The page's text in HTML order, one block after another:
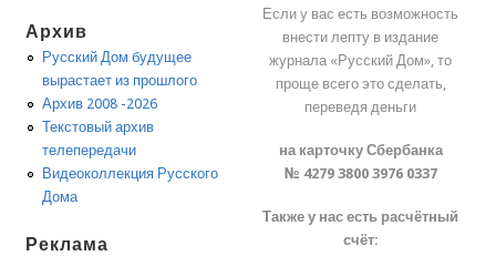
Архив
Русский Дом будущее
вырастает из прошлого
Архив 2008 -2026
Текстовый архив
телепередачи
Видеоколлекция Русского
Дома
Реклама
Если у вас есть возможность
внести лепту в издание
журнала «Русский Дом», то
проще всего это сделать,
переведя деньги
на карточку Сбербанка
№ 4279 3800 3976 0337
Также у нас есть расчётный
счёт: